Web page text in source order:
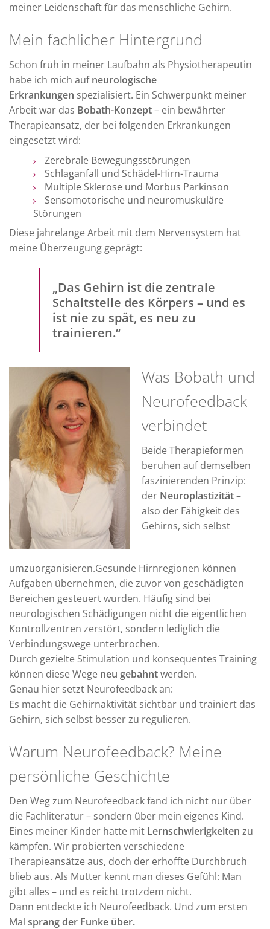
meiner Leidenschaft für das menschliche Gehirn.
Mein fachlicher Hintergrund
Schon früh in meiner Laufbahn als Physiotherapeutin
habe ich mich aufneurologische
Erkrankungen spezialisiert. Ein Schwerpunkt meiner
Arbeit war das Bobath-Konzept– ein bewährter
Therapieansatz, der bei folgenden Erkrankungen
eingesetzt wird:
Zerebrale Bewegungsstörungen
Schlaganfall und Schädel-Hirn-Trauma
Multiple Sklerose und Morbus Parkinson
Sensomotorische und neuromuskuläre
Störungen
Diese jahrelange Arbeit mit dem Nervensystem hat
meine Überzeugung geprägt:
„Das Gehirn ist die zentrale
Schaltstelle des Körpers – und es
ist nie zu spät, es neu zu
trainieren.“
Was Bobath und
Neurofeedback
verbindet
Beide Therapieformen
beruhen auf demselben
faszinierenden Prinzip:
der Neuroplastizität–
also der Fähigkeit des
Gehirns, sich selbst
umzuorganisieren.Gesunde Hirnregionen können
Aufgaben übernehmen, die zuvor von geschädigten
Bereichen gesteuert wurden. Häufig sind bei
neurologischen Schädigungen nicht die eigentlichen
Kontrollzentren zerstört, sondern lediglich die
Verbindungswege unterbrochen.
Durch gezielte Stimulation und konsequentes Training
können diese Wege neu gebahntwerden.
Genau hier setzt Neurofeedback an:
Es macht die Gehirnaktivität sichtbar und trainiert das
Gehirn, sich selbst besser zu regulieren.
Warum Neurofeedback? Meine
persönliche Geschichte
Den Weg zum Neurofeedback fand ich nicht nur über
die Fachliteratur – sondern über mein eigenes Kind.
Eines meiner Kinder hatte mit Lernschwierigkeiten zu
kämpfen. Wir probierten verschiedene
Therapieansätze aus, doch der erhoffte Durchbruch
blieb aus. Als Mutter kennt man dieses Gefühl: Man
gibt alles – und es reicht trotzdem nicht.
Dann entdeckte ich Neurofeedback. Und zum ersten
Mal sprang der Funke über.